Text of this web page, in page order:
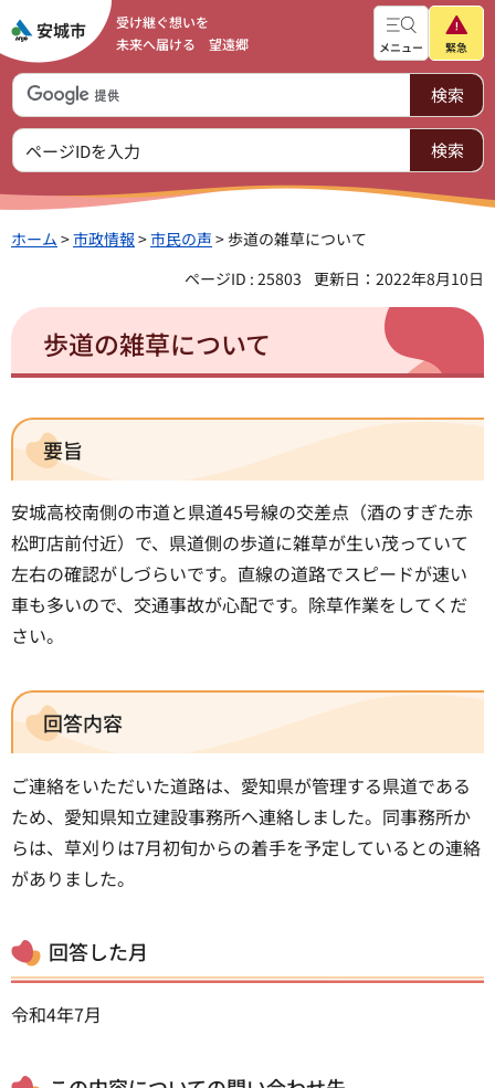
受け継ぐ想いを
未来へ届ける 望遠郷
メニュー 緊急
ホーム >市政情報 >市民の声 > 歩道の雑草について
ページID : 25803
更新日：2022年8月10日
歩道の雑草について
要旨
安城高校南側の市道と県道45号線の交差点（酒のすぎた赤
松町店前付近）で、県道側の歩道に雑草が生い茂っていて
左右の確認がしづらいです。直線の道路でスピードが速い
車も多いので、交通事故が心配です。除草作業をしてくだ
さい。
回答内容
ご連絡をいただいた道路は、愛知県が管理する県道である
ため、愛知県知立建設事務所へ連絡しました。同事務所か
らは、草刈りは7月初旬からの着手を予定しているとの連絡
がありました。
回答した月
令和4年7月